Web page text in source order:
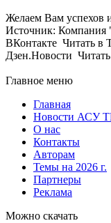
Желаем Вам успехов
Источник: Компания
ВКонтакте Читать в
Дзен.Новости
Главное меню
Главная
Новости АСУ
О нас
Контакты
Авторам
Темы на 2026 г.
Партнеры
Реклама
Можно скачать